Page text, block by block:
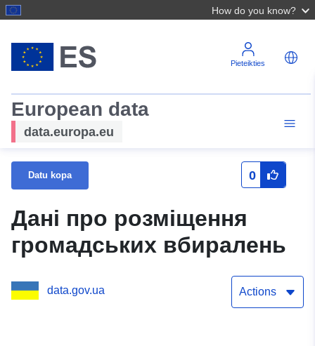
How do you know?
Pieteikties
European data
data.europa.eu
Datu kopa 0
Дані про розміщення
громадських вбиралень
data.gov.ua Actions